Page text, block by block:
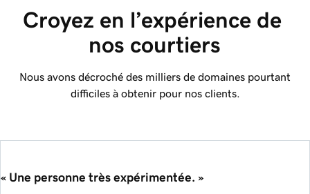
Croyez en l’expérience de
nos courtiers
Nous avons décroché des milliers de domaines pourtant
difficiles à obtenir pour nos clients.
« Une personne très expérimentée. »